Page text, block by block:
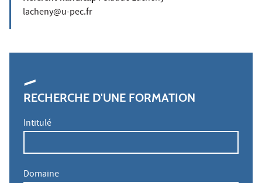
lacheny@u-pec.fr
RECHERCHE D'UNE FORMATION
Intitulé
Domaine